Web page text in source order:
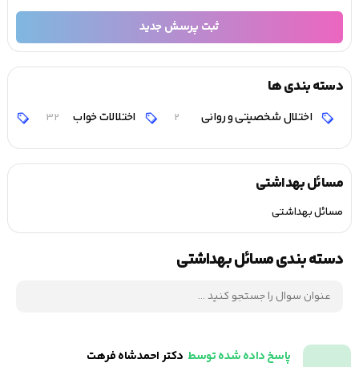
ثبت پرسش جدید
دسته بندی ها
اختلال شخصیتی و روانی 2 اختلالات خواب 32
مسائل بهداشتی
مسائل بهداشتی
دسته بندی مسائل بهداشتی
پاسخ داده شده توسط دکتر احمدشاه فرهت